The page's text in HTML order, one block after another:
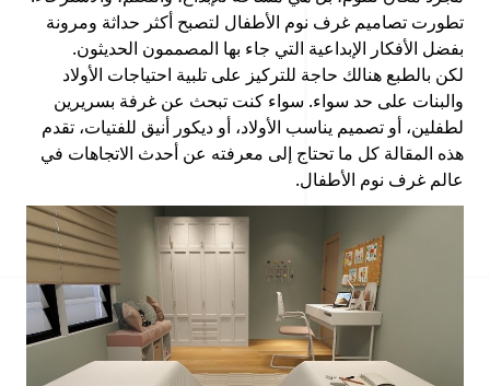
تطورت تصاميم غرف نوم الأطفال لتصبح أكثر حداثة ومرونة
بفضل الأفكار الإبداعية التي جاء بها المصممون الحديثون.
لكن بالطبع هنالك حاجة للتركيز على تلبية احتياجات الأولاد
والبنات على حد سواء. سواء كنت تبحث عن غرفة بسريرين
لطفلين، أو تصميم يناسب الأولاد، أو ديكور أنيق للفتيات، تقدم
هذه المقالة كل ما تحتاج إلى معرفته عن أحدث الاتجاهات في
عالم غرف نوم الأطفال.